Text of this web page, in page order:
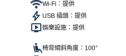
Wi-Fi：提供
USB 插頭：提供
娛樂設施：提供
椅背傾斜角度：100°